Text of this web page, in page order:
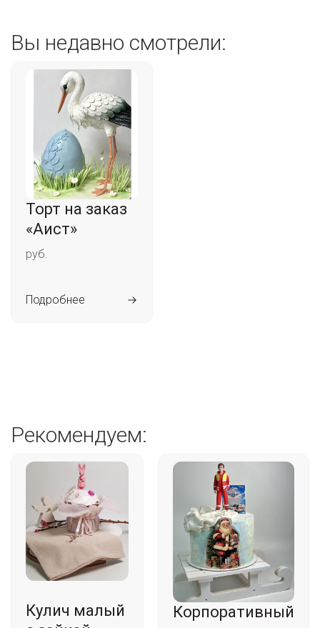
Вы недавно смотрели:
Торт на заказ
«Аист»
руб.
Подробнее
Рекомендуем:
Кулич малый
Корпоративный